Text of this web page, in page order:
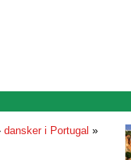
dansker i Portugal »